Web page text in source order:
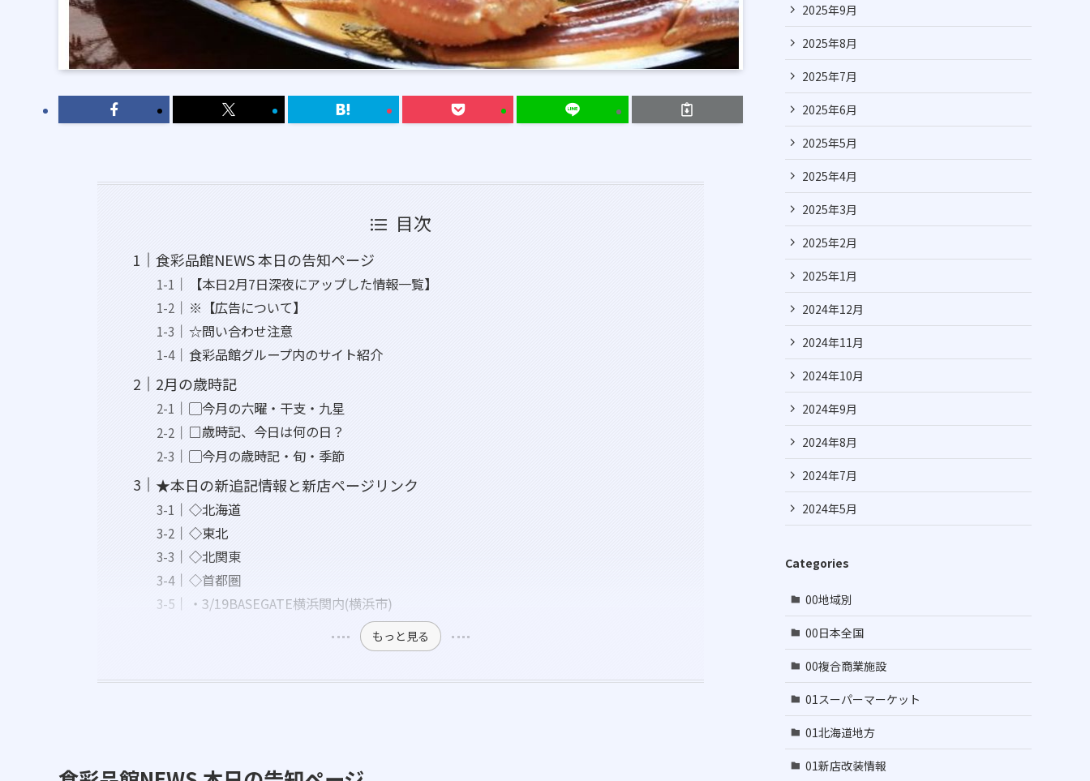
目次
食彩品館NEWS 本日の告知ページ
【本日2月7日深夜にアップした情報一覧】
※【広告について】
☆問い合わせ注意
食彩品館グループ内のサイト紹介
2月の歳時記
▢今月の六曜・干支・九星
□歳時記、今日は何の日？
▢今月の歳時記・旬・季節
★本日の新追記情報と新店ページリンク
◇北海道
◇東北
◇北関東
◇首都圏
・3/19BASEGATE横浜関内(横浜市)
もっと見る
2025年9月
2025年8月
2025年7月
2025年6月
2025年5月
2025年4月
2025年3月
2025年2月
2025年1月
2024年12月
2024年11月
2024年10月
2024年9月
2024年8月
2024年7月
2024年5月
Categories
00地域別
00日本全国
00複合商業施設
01スーパーマーケット
01北海道地方
01新店改装情報